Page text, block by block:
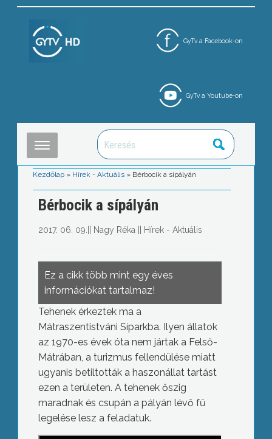
GyTv a Facebook-on
GyTv a Youtube-on
Kezdőlap » Hírek - Aktuális » Bérbocik a sípályán
Bérbocik a sípályán
2017. 06. 09. Nagy Réka Hírek - Aktuális
Ez a cikk több mint egy éves
információkat tartalmaz!
Tehenek érkeztek ma a
Mátraszentistváni Síparkba. Ilyen állatok
az 1970-es évek óta nem jártak a Felső-
Mátrában, a turizmus fellendülése miatt
ugyanis betiltották a haszonállat tartást
ezen a területen. A tehenek őszig
maradnak és csupán a pályán lévő fű
legelése lesz a feladatuk.